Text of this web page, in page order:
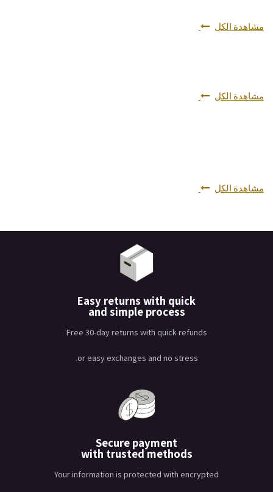
مشاهدة الكل
مشاهدة الكل
مشاهدة الكل
Easy returns with quick
and simple process
Free 30-day returns with quick refunds
or easy exchanges and no stress.
Secure payment
with trusted methods
Your information is protected with encrypted